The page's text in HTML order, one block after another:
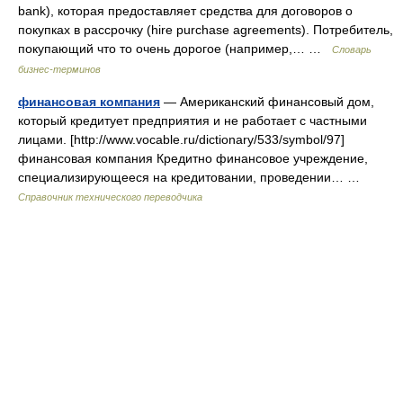
bank), которая предоставляет средства для договоров о
покупках в рассрочку (hire purchase agreements). Потребитель,
покупающий что то очень дорогое (например,… …
Словарь
бизнес-терминов
финансовая компания — Американский финансовый дом,
который кредитует предприятия и не работает с частными
лицами. [http://www.vocable.ru/dictionary/533/symbol/97]
финансовая компания Кредитно финансовое учреждение,
специализирующееся на кредитовании, проведении… …
Справочник технического переводчика